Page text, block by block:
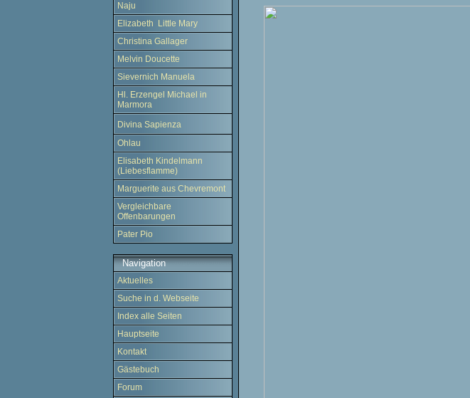
Naju
Elizabeth Little Mary
Christina Gallager
Melvin Doucette
Sievernich Manuela
Hl. Erzengel Michael in
Marmora
Divina Sapienza
Ohlau
Elisabeth Kindelmann
(Liebesflamme)
Marguerite aus Chevremont
Vergleichbare
Offenbarungen
Pater Pio
Navigation
Aktuelles
Suche in d. Webseite
Index alle Seiten
Hauptseite
Kontakt
Gästebuch
Forum